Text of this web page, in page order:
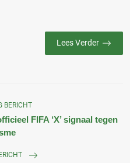
Lees Verder
BERICHT
FIFA ‘X’ signaal tegen